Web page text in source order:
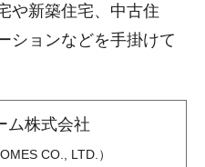
や新築住宅、中古住
ションなどを手掛けて
ム株式会社
CO., LTD.）